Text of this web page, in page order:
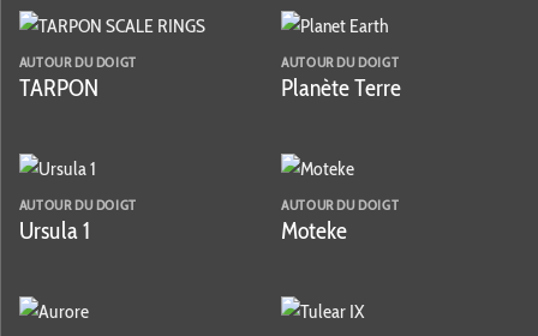
AUTOUR DU DOIGT
TARPON
AUTOUR DU DOIGT
Planète Terre
AUTOUR DU DOIGT
Ursula 1
AUTOUR DU DOIGT
Moteke